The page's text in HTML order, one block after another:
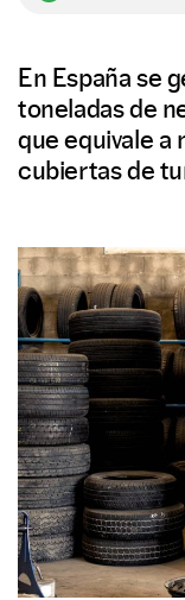
En España se
toneladas de
que equivale a
cubiertas de